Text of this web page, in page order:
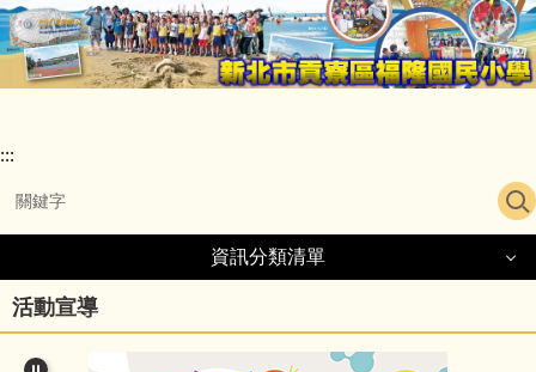
跳
到
主
容
:::
資訊分類清單
認識福隆國小
活動宣導